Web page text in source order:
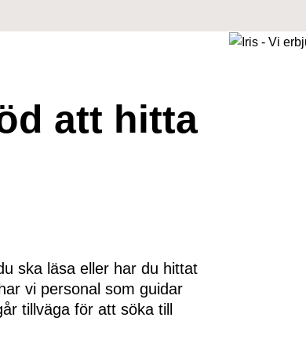
att hitta
ska läsa eller har du hittat
vi personal som guidar
tillväga för att söka till